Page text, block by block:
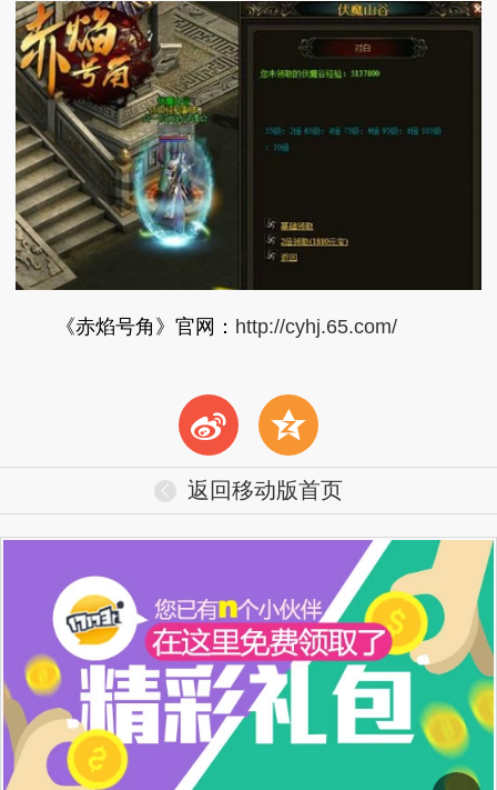
《赤焰号角》官网： http://cyhj.65.com/
t z
返回移动版首页